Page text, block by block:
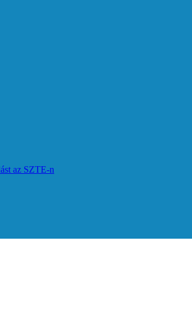
az SZTE-n